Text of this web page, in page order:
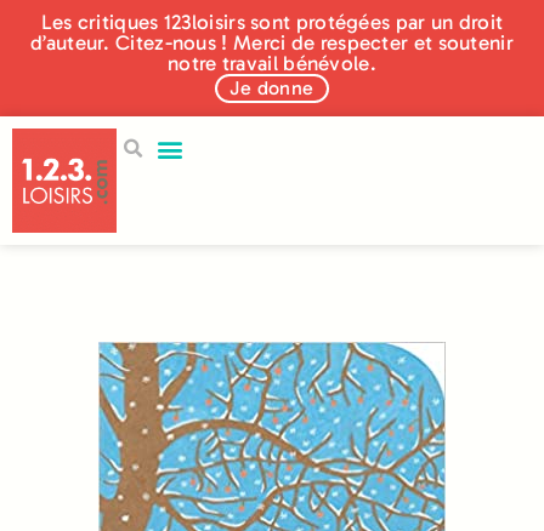
Les critiques 123loisirs sont protégées par un droit
d’auteur. Citez-nous ! Merci de respecter et soutenir
notre travail bénévole.
Je donne